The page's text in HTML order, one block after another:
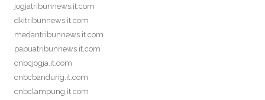
jogjatribunnews.it.com
dkitribunnews.it.com
medantribunnews.it.com
papuatribunnews.it.com
cnbcjogja.it.com
cnbcbandung.it.com
cnbclampung.it.com